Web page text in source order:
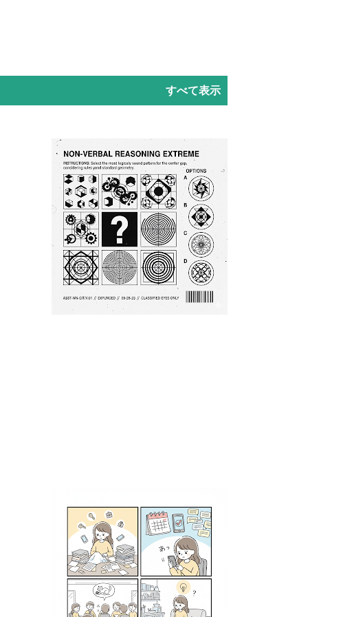
すべて表示